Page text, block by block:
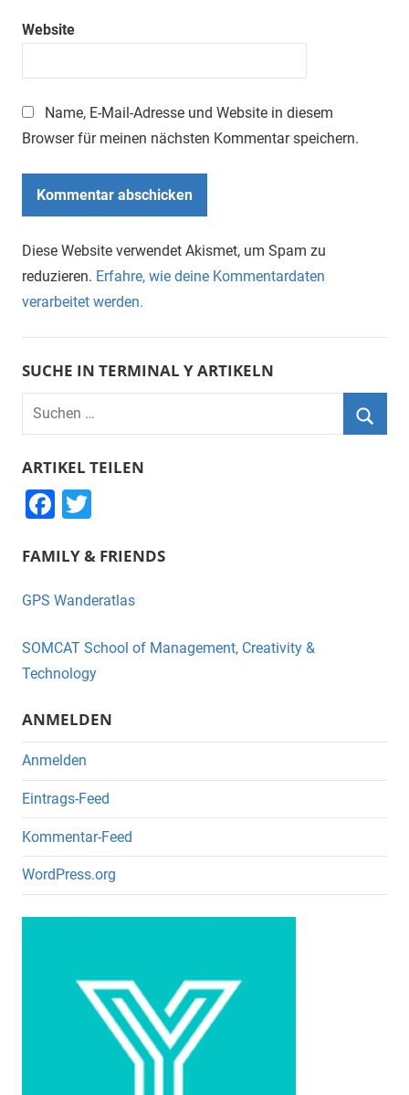
Website
Name, E-Mail-Adresse und Website in diesem
Browser für meinen nächsten Kommentar speichern.
Diese Website verwendet Akismet, um Spam zu
reduzieren. Erfahre, wie deine Kommentardaten
verarbeitet werden.
SUCHE IN TERMINAL Y ARTIKELN
Suchen
nach:
ARTIKEL TEILEN
F
c
e
o
o
k
tt
er
FAMILY & FRIENDS
GPS Wanderatlas
SOMCAT School of Management, Creativity &
Technology
ANMELDEN
Anmelden
Eintrags-Feed
Kommentar-Feed
WordPress.org